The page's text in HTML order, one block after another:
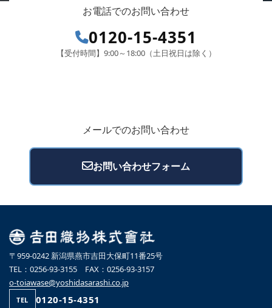
お電話でのお問い合わせ
0120-15-4351
【受付時間】9:00～18:00（土日祝日は除く）
メールでのお問い合わせ
お問い合わせフォーム
〒959-0242 新潟県燕市吉田大保町11番25号
TEL：0256-93-3155 FAX：0256-93-3157
o-toiawase@yoshidasarashi.co.jp
TEL 0120-15-4351